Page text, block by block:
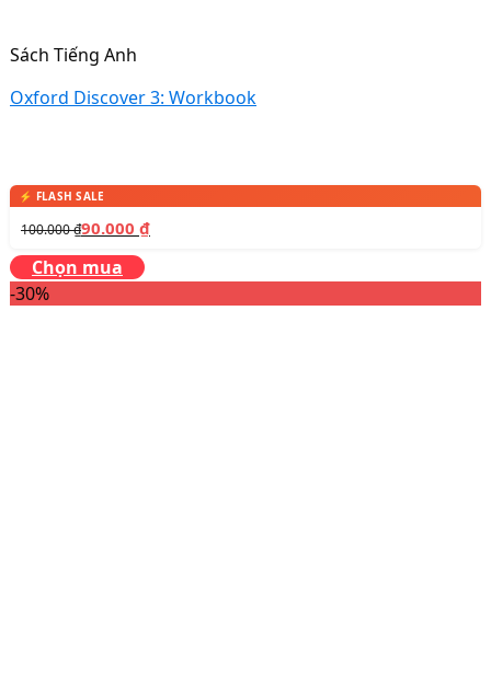
Sách Tiếng Anh
Oxford Discover 3: Workbook
100.000₫90.000 ₫
Chọn mua
-30%